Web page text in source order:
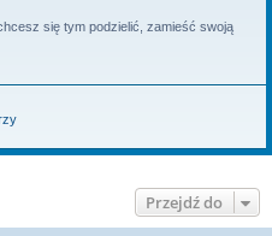
się tym podzielić, zamieść swoją
Przejdź do